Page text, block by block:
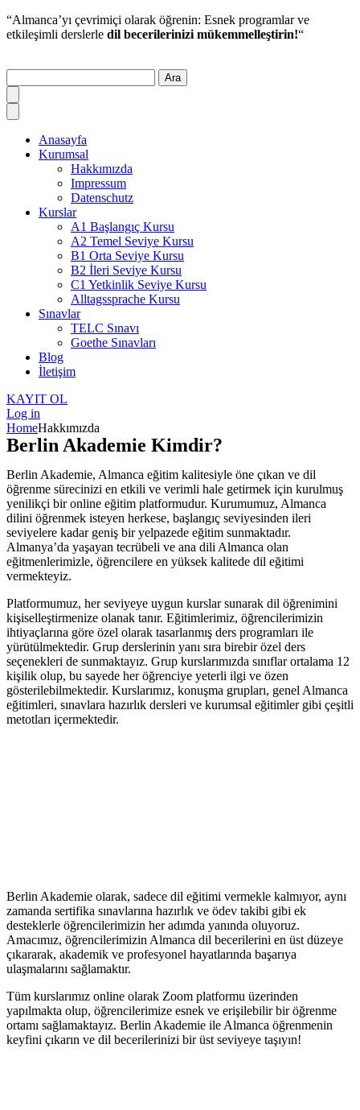
“Almanca’yı çevrimiçi olarak öğrenin: Esnek programlar ve
etkileşimli derslerle dil becerilerinizi mükemmelleştirin!“
Ara
Anasayfa
Kurumsal
Hakkımızda
Impressum
Datenschutz
Kurslar
A1 Başlangıç Kursu
A2 Temel Seviye Kursu
B1 Orta Seviye Kursu
B2 İleri Seviye Kursu
C1 Yetkinlik Seviye Kursu
Alltagssprache Kursu
Sınavlar
TELC Sınavı
Goethe Sınavları
Blog
İletişim
KAYIT OL
Log in
HomeHakkımızda
Berlin Akademie Kimdir?
Berlin Akademie, Almanca eğitim kalitesiyle öne çıkan ve dil
öğrenme sürecinizi en etkili ve verimli hale getirmek için kurulmuş
yenilikçi bir online eğitim platformudur. Kurumumuz, Almanca
dilini öğrenmek isteyen herkese, başlangıç seviyesinden ileri
seviyelere kadar geniş bir yelpazede eğitim sunmaktadır.
Almanya’da yaşayan tecrübeli ve ana dili Almanca olan
eğitmenlerimizle, öğrencilere en yüksek kalitede dil eğitimi
vermekteyiz.
Platformumuz, her seviyeye uygun kurslar sunarak dil öğrenimini
kişiselleştirmenize olanak tanır. Eğitimlerimiz, öğrencilerimizin
ihtiyaçlarına göre özel olarak tasarlanmış ders programları ile
yürütülmektedir. Grup derslerinin yanı sıra birebir özel ders
seçenekleri de sunmaktayız. Grup kurslarımızda sınıflar ortalama 12
kişilik olup, bu sayede her öğrenciye yeterli ilgi ve özen
gösterilebilmektedir. Kurslarımız, konuşma grupları, genel Almanca
eğitimleri, sınavlara hazırlık dersleri ve kurumsal eğitimler gibi çeşitli
metotları içermektedir.
Berlin Akademie olarak, sadece dil eğitimi vermekle kalmıyor, aynı
zamanda sertifika sınavlarına hazırlık ve ödev takibi gibi ek
desteklerle öğrencilerimizin her adımda yanında oluyoruz.
Amacımız, öğrencilerimizin Almanca dil becerilerini en üst düzeye
çıkararak, akademik ve profesyonel hayatlarında başarıya
ulaşmalarını sağlamaktır.
Tüm kurslarımız online olarak Zoom platformu üzerinden
yapılmakta olup, öğrencilerimize esnek ve erişilebilir bir öğrenme
ortamı sağlamaktayız. Berlin Akademie ile Almanca öğrenmenin
keyfini çıkarın ve dil becerilerinizi bir üst seviyeye taşıyın!